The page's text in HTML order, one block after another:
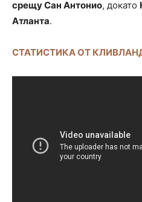
срещу Сан Антонио, докато
Атланта.
СТАТИСТИКА ОТ